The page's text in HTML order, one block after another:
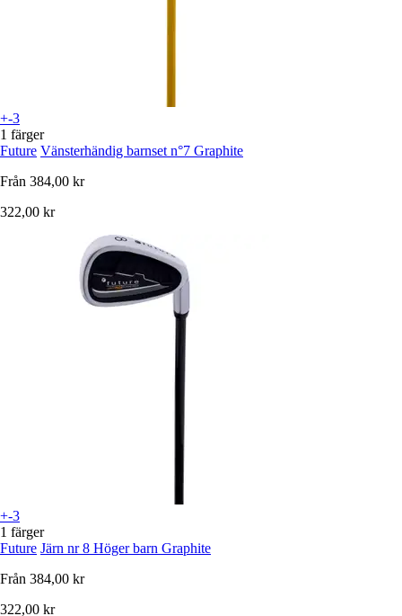
+-3
1 färger
Future Vänsterhändig barnset n°7 Graphite
Från 384,00 kr
322,00 kr
+-3
1 färger
Future Järn nr 8 Höger barn Graphite
Från 384,00 kr
322,00 kr